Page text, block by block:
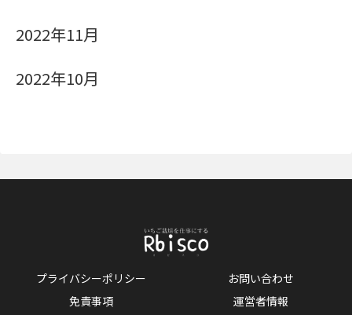
2022年11月
2022年10月
プライバシーポリシー
お問い合わせ
免責事項
運営者情報